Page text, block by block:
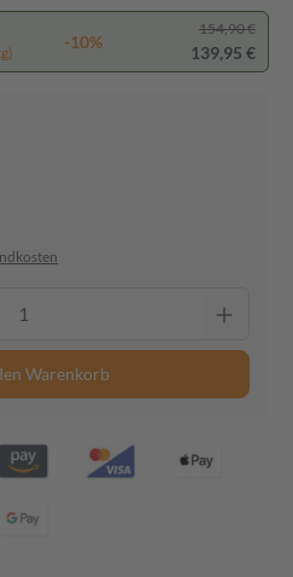
-10%
154,90 €
139,95 €
Warenkorb